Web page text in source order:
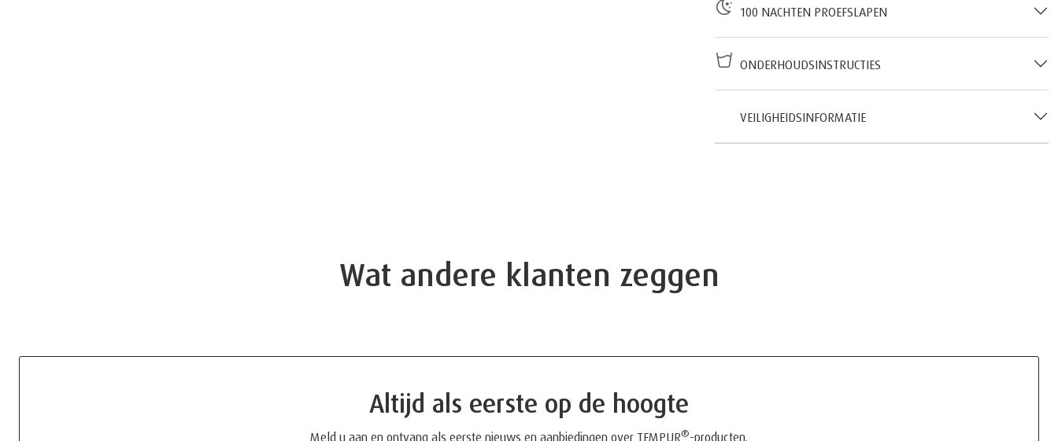
100 NACHTEN PROEFSLAPEN
ONDERHOUDSINSTRUCTIES
VEILIGHEIDSINFORMATIE
Wat andere klanten zeggen
Altijd als eerste op de hoogte
Meld u aan en ontvang als eerste nieuws en aanbiedingen over TEMPUR®-producten.